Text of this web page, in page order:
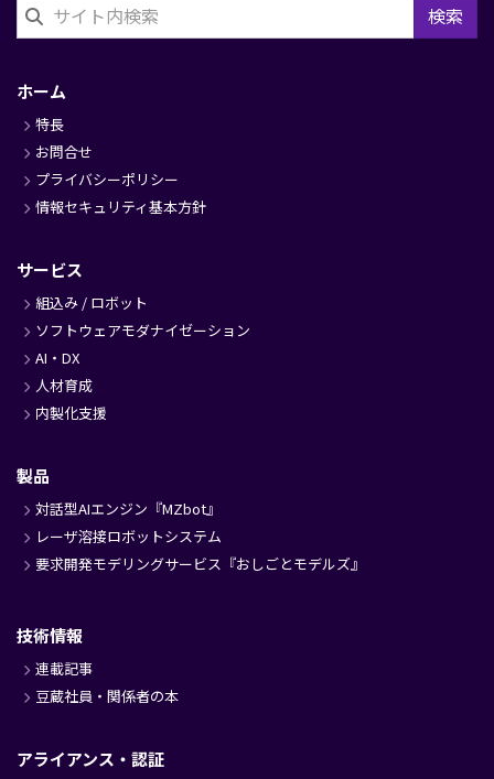
検索
ッ
タ
ー
ホーム
特長
お問合せ
プライバシーポリシー
情報セキュリティ基本方針
サービス
組込み / ロボット
ソフトウェアモダナイゼーション
AI・DX
人材育成
内製化支援
製品
対話型AIエンジン『MZbot』
レーザ溶接ロボットシステム
要求開発モデリングサービス『おしごとモデルズ』
技術情報
連載記事
豆蔵社員・関係者の本
アライアンス・認証